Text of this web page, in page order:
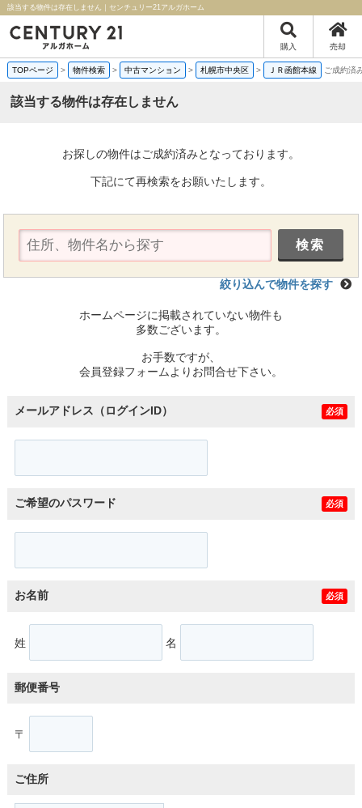
該当する物件は存在しません｜センチュリー21アルガホーム
購入 売却
TOPページ > 物件検索 > 中古マンション > 札幌市中央区 > ＪＲ函館本線 ご成約済
該当する物件は存在しません
お探しの物件はご成約済みとなっております。
下記にて再検索をお願いたします。
絞り込んで物件を探す
ホームページに掲載されていない物件も
多数ございます。
お手数ですが、
会員登録フォームよりお問合せ下さい。
メールアドレス（ログインID） 必須
ご希望のパスワード 必須
お名前 必須
姓 名
郵便番号
〒
ご住所